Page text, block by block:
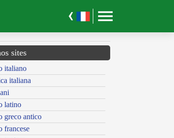
sites
italiano
italiana
latino
greco antico
francese